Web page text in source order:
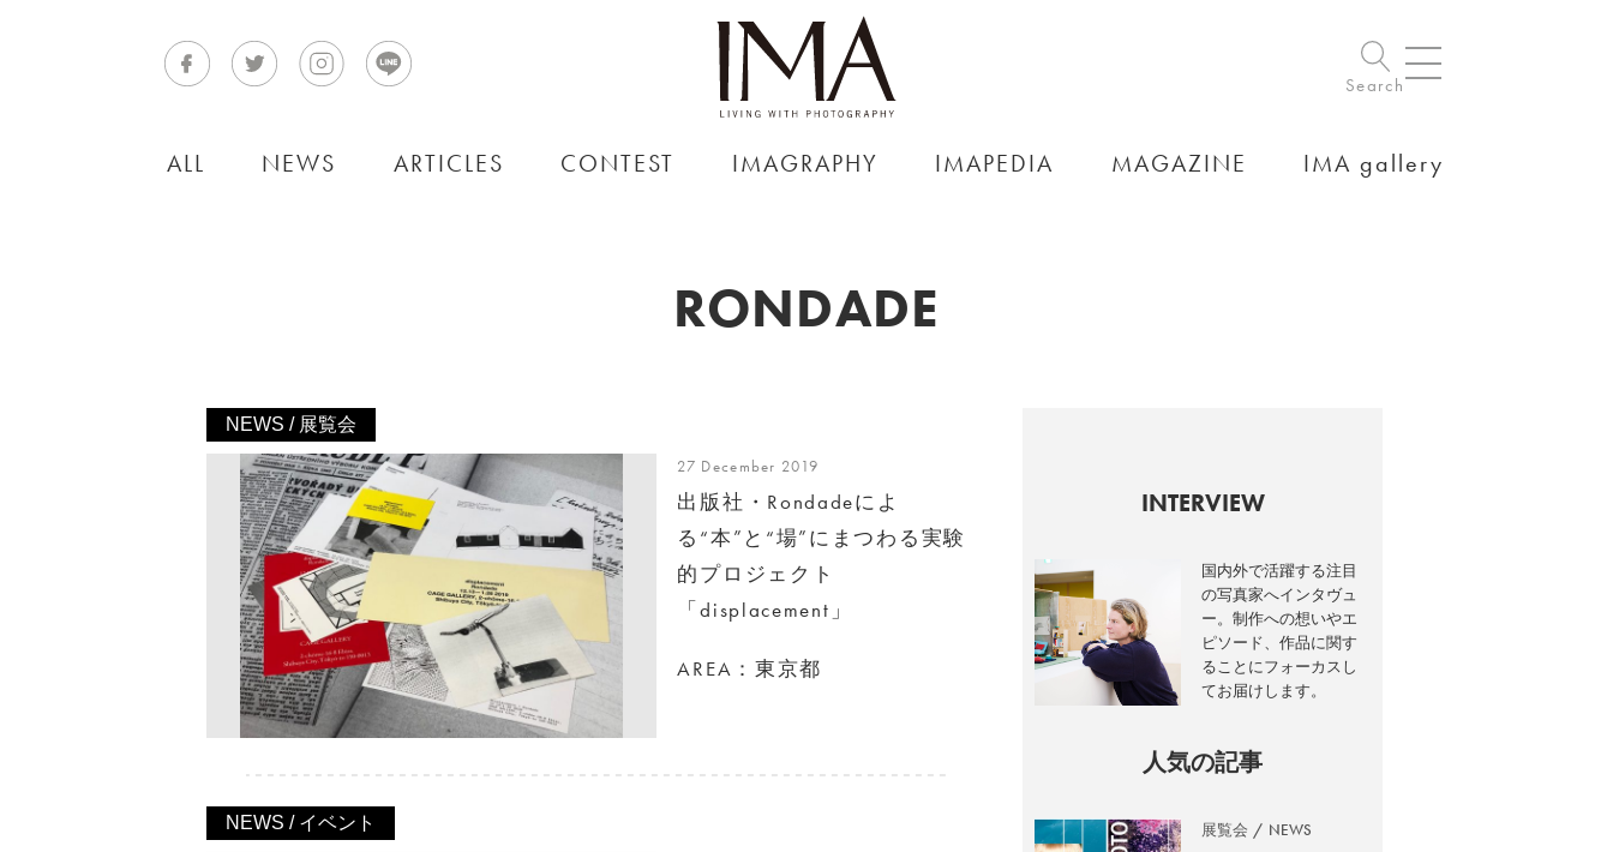
Search
ALL NEWS ARTICLES CONTEST IMAGRAPHY IMAPEDIA MAGAZINE IMA gallery
RONDADE
NEWS / 展覧会
27 December 2019
出版社・Rondadeによ
る“本”と“場”にまつわる実験
的プロジェクト
「displacement」
AREA：東京都
NEWS / イベント
INTERVIEW
国内外で活躍する注目
の写真家へインタヴュ
ー。制作への想いやエ
ピソード、作品に関す
ることにフォーカスし
てお届けします。
人気の記事
展覧会 NEWS